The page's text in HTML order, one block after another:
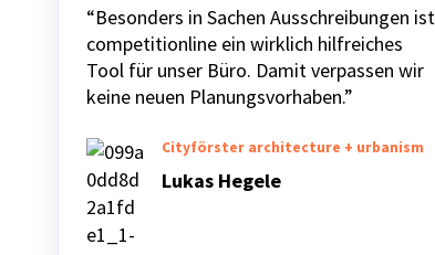
“Besonders in Sachen Ausschreibungen ist
competitionline ein wirklich hilfreiches
Tool für unser Büro. Damit verpassen wir
keine neuen Planungsvorhaben.”
Cityförster architecture + urbanism
Lukas Hegele